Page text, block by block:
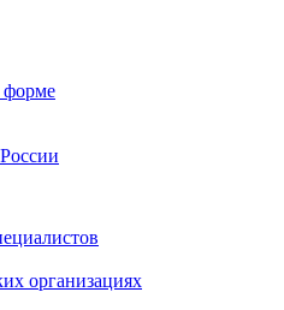
форме
организациях